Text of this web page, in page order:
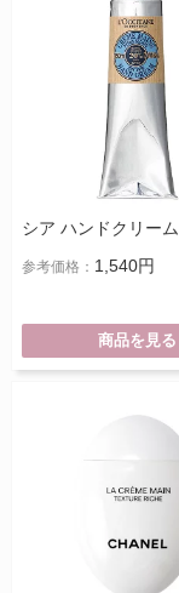
シア ハンドクリーム
参考価格： 1,540円
商品を見る